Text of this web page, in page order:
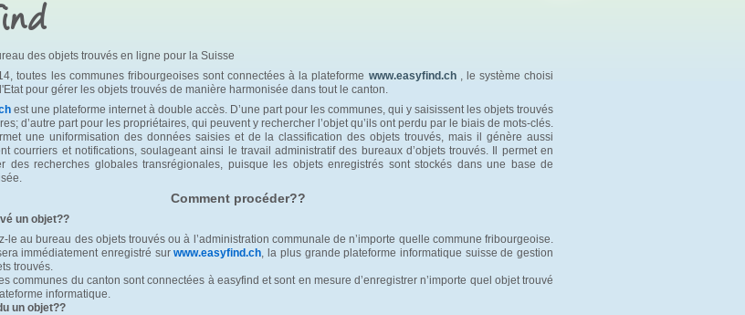
des objets trouvés en ligne pour la Suisse
toutes les communes fribourgeoises sont connectées à la plateforme www.easyfind.ch, le système choisi
pour gérer les objets trouvés de manière harmonisée dans tout le canton.
est une plateforme internet à double accès. D’une part pour les communes, qui y saisissent les objets trouvés
d’autre part pour les propriétaires, qui peuvent y rechercher l’objet qu’ils ont perdu par le biais de mots-clés.
une uniformisation des données saisies et de la classification des objets trouvés, mais il génère aussi
courriers et notifications, soulageant ainsi le travail administratif des bureaux d’objets trouvés. Il permet en
des recherches globales transrégionales, puisque les objets enregistrés sont stockés dans une base de
Comment procéder??
un objet??
le au bureau des objets trouvés ou à l’administration communale de n’importe quelle commune fribourgeoise.
immédiatement enregistré surwww.easyfind.ch, la plus grande plateforme informatique suisse de gestion
trouvés.
communes du canton sont connectées à easyfind et sont en mesure d’enregistrer n’importe quel objet trouvé
informatique.
un objet??